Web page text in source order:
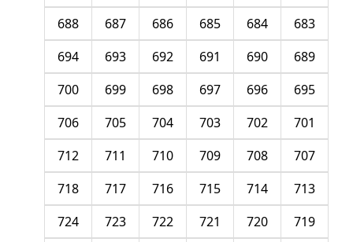
683
684
685
686
687
688
689
690
691
692
693
694
695
696
697
698
699
700
701
702
703
704
705
706
707
708
709
710
711
712
713
714
715
716
717
718
719
720
721
722
723
724